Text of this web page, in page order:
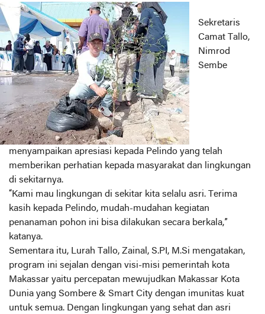
Sekretaris
Camat Tallo,
Nimrod
Sembe
menyampaikan apresiasi kepada Pelindo yang telah
memberikan perhatian kepada masyarakat dan lingkungan
di sekitarnya.
“Kami mau lingkungan di sekitar kita selalu asri. Terima
kasih kepada Pelindo, mudah-mudahan kegiatan
penanaman pohon ini bisa dilakukan secara berkala,”
katanya.
Sementara itu, Lurah Tallo, Zainal, S.PI, M.Si mengatakan,
program ini sejalan dengan visi-misi pemerintah kota
Makassar yaitu percepatan mewujudkan Makassar Kota
Dunia yang Sombere & Smart City dengan imunitas kuat
untuk semua. Dengan lingkungan yang sehat dan asri